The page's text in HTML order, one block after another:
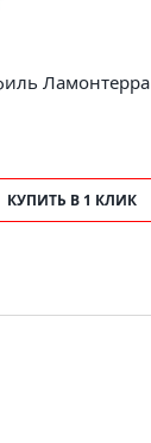
Ламонтерра
КУПИТЬ В 1 КЛИК